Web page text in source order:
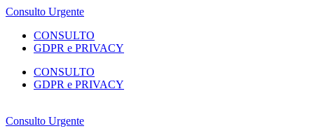
Consulto Urgente
CONSULTO
GDPR e PRIVACY
CONSULTO
GDPR e PRIVACY
Consulto Urgente